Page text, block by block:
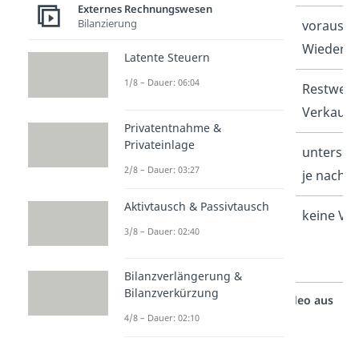
Berechnungsgrundlage
Endwert
Abschreibungsmethode
je nach
Gesetzliche
Vorschriften
keine
Studyflix vernetzt: Hier ein Video aus
einem anderen Bereich
Externes Rechnungswesen
Bilanzierung
Latente Steuern
1/8 – Dauer: 06:04
Privatentnahme &
Privateinlage
2/8 – Dauer: 03:27
Aktivtausch & Passivtausch
3/8 – Dauer: 02:40
Bilanzverlängerung &
Bilanzverkürzung
4/8 – Dauer: 02:10